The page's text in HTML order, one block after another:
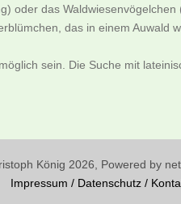
oder das Waldwiesenvögelchen
das in einem Auwald
sein. Die Suche mit
König 2026, Powered by
Impressum / Datenschutz /